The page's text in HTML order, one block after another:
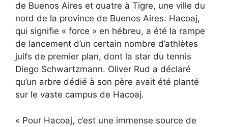
de Buenos Aires et quatre à Tigre, une ville du
nord de la province de Buenos Aires. Hacoaj,
qui signifie « force » en hébreu, a été la rampe
de lancement d’un certain nombre d’athlètes
juifs de premier plan, dont la star du tennis
Diego Schwartzmann. Oliver Rud a déclaré
qu’un arbre dédié à son père avait été planté
sur le vaste campus de Hacoaj.
« Pour Hacoaj, c’est une immense source de